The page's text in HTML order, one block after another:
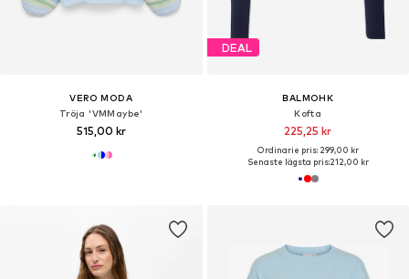
VERO MODA
Tröja 'VMMaybe'
515,00 kr
DEAL
BALMOHK
Kofta
225,25 kr
Ordinarie pris: 299,00 kr
Senaste lägsta pris:212,00 kr